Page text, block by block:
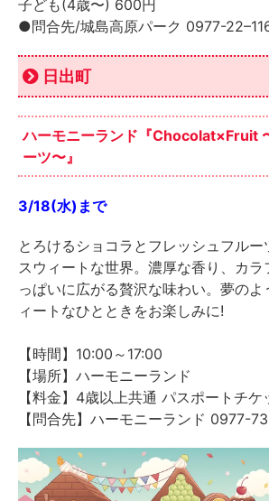
子ども(4歳〜) 600円
●問合先/城島高原パーク 0977-
日出町
ハーモニーランド『Chocolat×Fruit
ーツ〜』
3/18(水)まで
とろけるショコラとフレッシュフルー
スウィートな世界。濃厚な香り、カラ
っぱいに広がる贅沢な味わい。夢のよ
ィートなひとときをお楽しみに!
【時間】10:00～17:00
【場所】ハーモニーランド
【料金】4歳以上共通 パスポートチ
【問合先】ハーモニーランド 0977-